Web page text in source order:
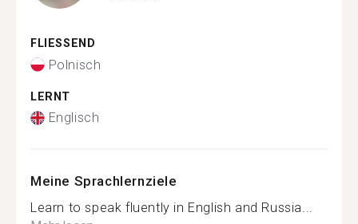
FLIESSEND
Polnisch
LERNT
Englisch
Meine Sprachlernziele
Learn to speak fluently in English and Russia...